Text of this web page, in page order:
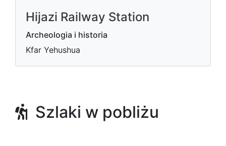
Hijazi Railway Station
Archeologia i historia
Kfar Yehushua
Szlaki w pobliżu